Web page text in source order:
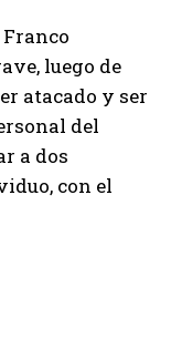
luego de
atacado y ser
del
a dos
con el